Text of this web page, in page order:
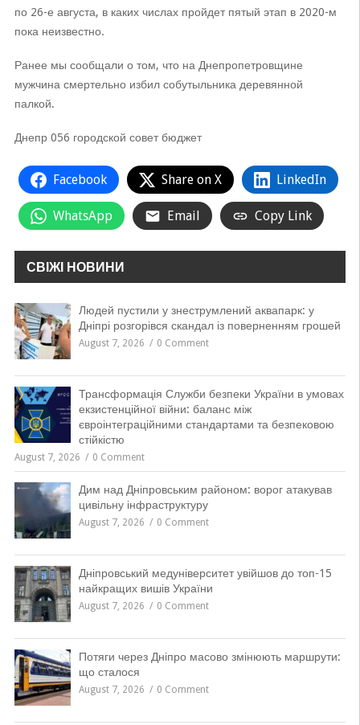
по 26-е августа, в каких числах пройдет пятый этап в 2020-м
пока неизвестно.
Ранее мы сообщали о том, что на Днепропетровщине
мужчина смертельно избил собутыльника деревянной
палкой.
Днепр 056 городской совет бюджет
Facebook Share on X LinkedIn
WhatsApp Email Copy Link
СВІЖІ НОВИНИ
Людей пустили у знеструмлений аквапарк: у
Дніпрі розгорівся скандал із поверненням грошей
August 7, 2026 0 Comment
Трансформація Служби безпеки України в умовах
екзистенційної війни: баланс між
євроінтеграційними стандартами та безпековою
стійкістю
August 7, 2026 0 Comment
Дим над Дніпровським районом: ворог атакував
цивільну інфраструктуру
August 7, 2026 0 Comment
Дніпровський медуніверситет увійшов до топ-15
найкращих вишів України
August 7, 2026 0 Comment
Потяги через Дніпро масово змінюють маршрути:
що сталося
August 7, 2026 0 Comment